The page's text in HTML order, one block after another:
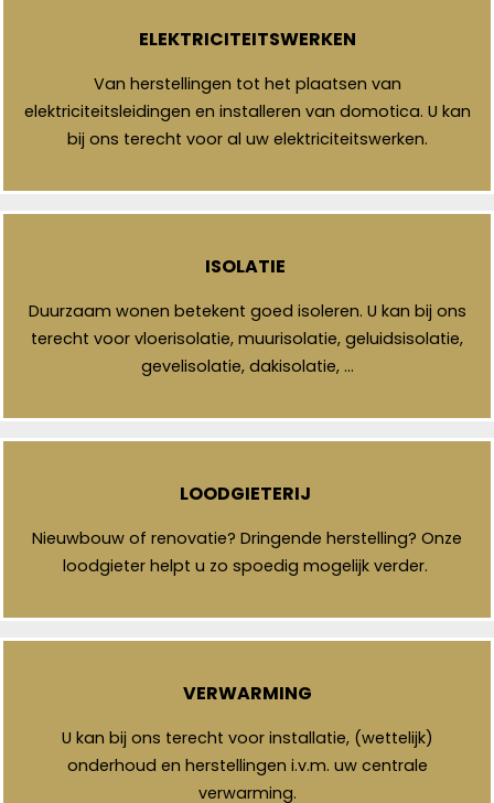
ELEKTRICITEITSWERKEN
Van herstellingen tot het plaatsen van
elektriciteitsleidingen en installeren van domotica. U kan
bij ons terecht voor al uw elektriciteitswerken.
ISOLATIE
Duurzaam wonen betekent goed isoleren. U kan bij ons
terecht voor vloerisolatie, muurisolatie, geluidsisolatie,
gevelisolatie, dakisolatie, …
LOODGIETERIJ
Nieuwbouw of renovatie? Dringende herstelling? Onze
loodgieter helpt u zo spoedig mogelijk verder.
VERWARMING
U kan bij ons terecht voor installatie, (wettelijk)
onderhoud en herstellingen i.v.m. uw centrale
verwarming.